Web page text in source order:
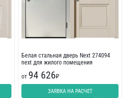
Белая стальная дверь Next 274094
next для жилого помещения
от 94 626₽
ЗАЯВКА НА РАСЧЕТ